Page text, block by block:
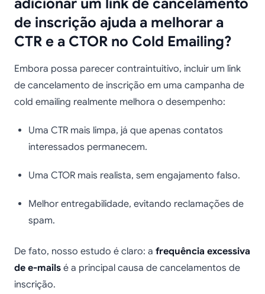
adicionar um link de cancelamento
de inscrição ajuda a melhorar a
CTR e a CTOR no Cold Emailing?
Embora possa parecer contraintuitivo, incluir um link
de cancelamento de inscrição em uma campanha de
cold emailing realmente melhora o desempenho:
Uma CTR mais limpa, já que apenas contatos
interessados permanecem.
Uma CTOR mais realista, sem engajamento falso.
Melhor entregabilidade, evitando reclamações de
spam.
De fato, nosso estudo é claro: a frequência excessiva
de e-mails é a principal causa de cancelamentos de
inscrição.